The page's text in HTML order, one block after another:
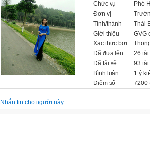
Chức vụ
Phó
Đơn vị
Tỉnh/thành
Thái
Giới thiệu
GVG
Xác thực bởi
Đã đưa lên
26 tài
Đã tải về
93 tài
Bình luận
1 ý
Điểm số
7200
Nhắn tin cho người này